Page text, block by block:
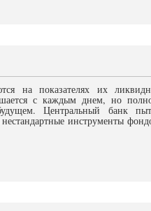
на показателях их
с каждым днем, но
Центральный банк
инструменты